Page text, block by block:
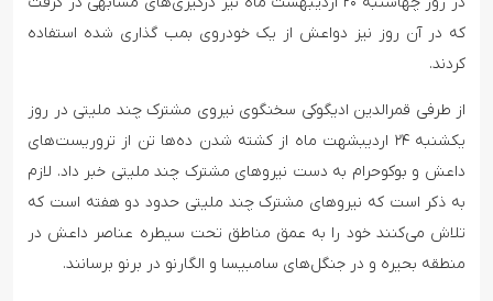
که در آن روز نیز دواعش از یک خودروی بمب گذاری شده استفاده
کردند.
از طرفی قمرالدین ادیگوکی سخنگوی نیروی مشترک چند ملیتی در روز
یکشنبه ۲۴ اردیبشهت ماه از کشته شدن ده‌ها تن از تروریست‌های
داعش و بوکوحرام به دست نیروهای مشترک چند ملیتی خبر داد. لازم
به ذکر است که نیروهای مشترک چند ملیتی حدود دو هفته است که
تلاش می‌کنند خود را به عمق مناطق تحت سیطره عناصر داعش در
منطقه بحیره و در جنگل‌های سامبیسا و الگارنو در برنو برسانند.